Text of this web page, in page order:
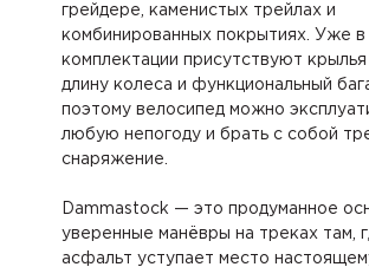
грейдере, каменистых трейлах и
комбинированных покрытиях. Уже в
комплектации присутствуют
длину колеса и функциональный
поэтому велосипед можно
любую непогоду и брать с собой
снаряжение.
Dammastock — это продуманное
уверенные манёвры на треках там,
асфальт уступает место